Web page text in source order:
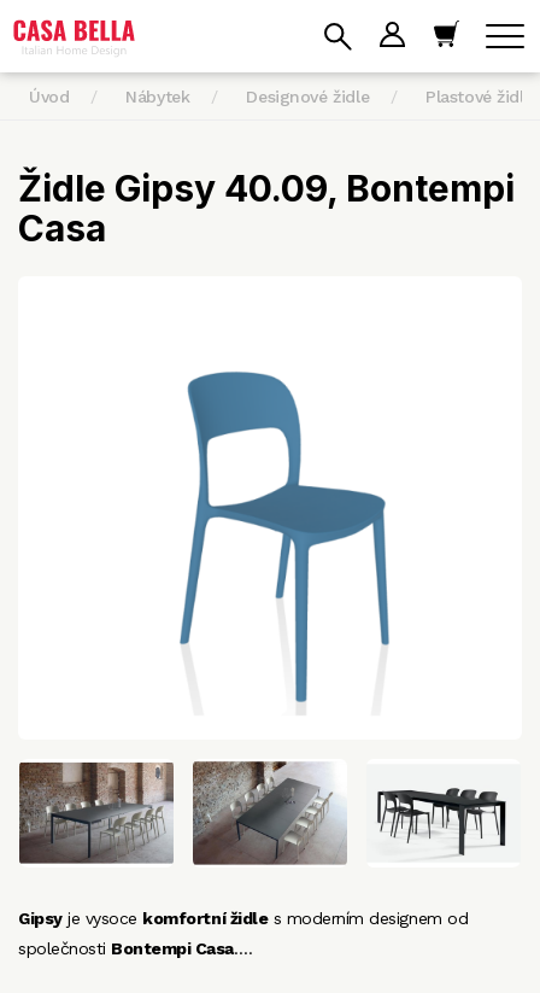
Úvod Nábytek Designové židle Plastové židle
Židle Gipsy 40.09, Bontempi
Casa
Gipsyje vysoce komfortní židles moderním designem od
společnosti Bontempi Casa.…